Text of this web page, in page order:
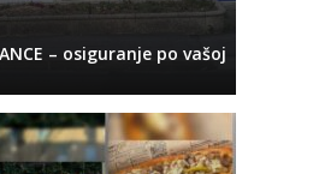
– osiguranje po vašoj